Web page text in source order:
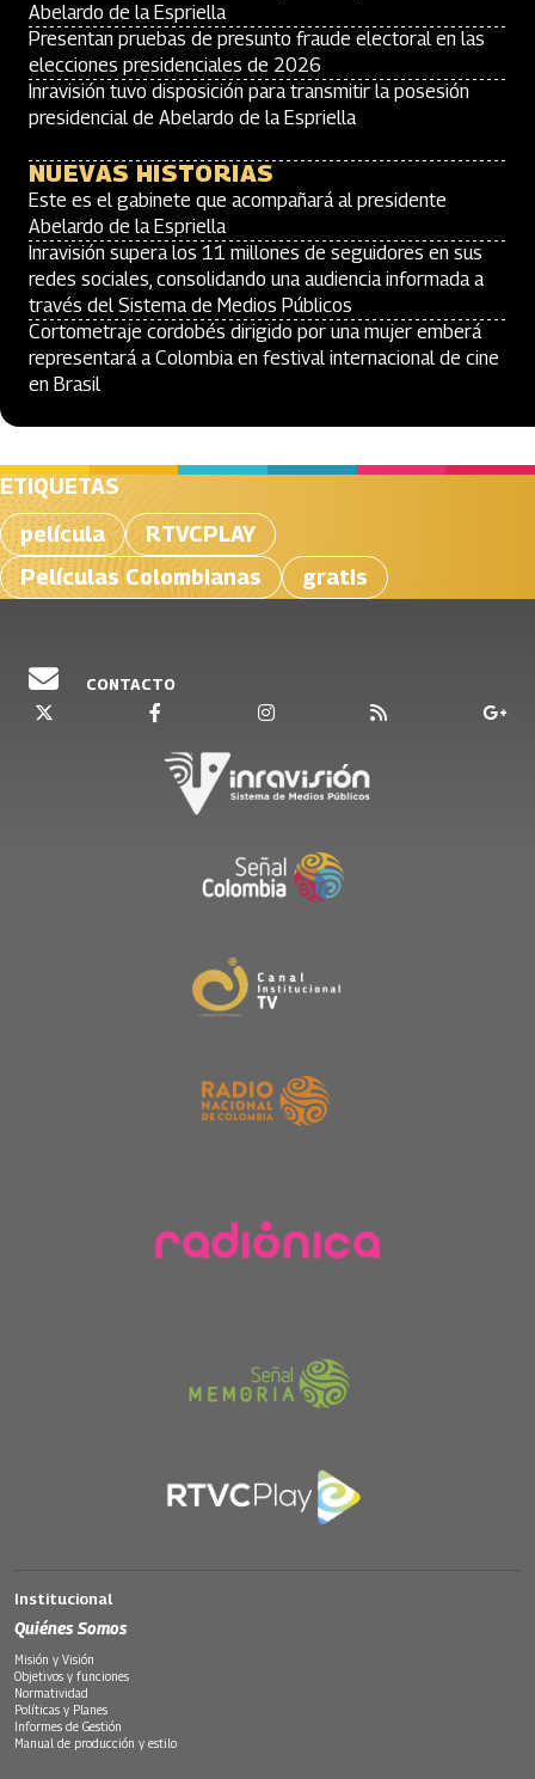
Abelardo de la Espriella
Presentan pruebas de presunto fraude electoral en las
elecciones presidenciales de 2026
Inravisión tuvo disposición para transmitir la posesión
presidencial de Abelardo de la Espriella
NUEVAS HISTORIAS
Este es el gabinete que acompañará al presidente
Abelardo de la Espriella
Inravisión supera los 11 millones de seguidores en sus
redes sociales, consolidando una audiencia informada a
través del Sistema de Medios Públicos
Cortometraje cordobés dirigido por una mujer emberá
representará a Colombia en festival internacional de cine
en Brasil
ETIQUETAS
película
RTVCPLAY
Películas Colombianas
gratis
CONTACTO
Institucional
Quiénes Somos
Misión y Visión
Objetivos y funciones
Normatividad
Políticas y Planes
Informes de Gestión
Manual de producción y estilo